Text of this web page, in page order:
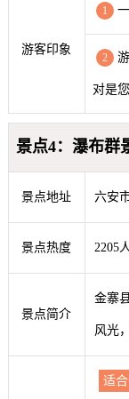
游客印象
1
2
对是
景点4：瀑布群
景点地址 六安
景点热度 2205
景点简介
金寨
风光
适